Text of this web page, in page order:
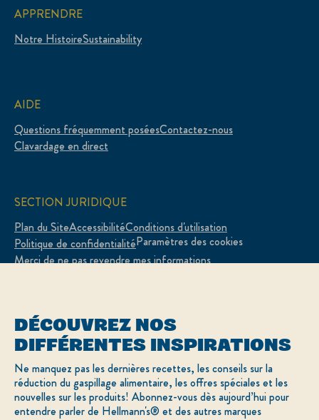
APPRENDRE
Notre HistoireSustainability
AIDE
Questions fréquemment poséesContactez-nous
Clavardage en direct
SECTION JURIDIQUE
Plan du SiteAccessibilitéConditions d'utilisation
Politique de confidentialitéParamètres des cookies
Merci de ne pas revendre mes informations
LOCATION
Canada Sélectionnez votre pays
English
DÉCOUVREZ NOS
DIFFÉRENTES INSPIRATIONS
Ne manquez pas les dernières recettes, les conseils sur la
réduction du gaspillage alimentaire, les offres spéciales et les
nouvelles sur les produits! Abonnez-vous dès aujourd’hui pour
entendre parler de Hellmann's® et des autres marques